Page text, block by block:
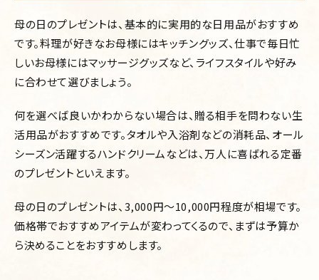
母の日のプレゼントは、基本的に実用的な日用品がおすすめ
です。料理が好きなお母様にはキッチングッズ、仕事で毎日忙
しいお母様にはマッサージグッズなど、ライフスタイルや好み
に合わせて選びましょう。
何を選べば良いかわからない場合は、贈る相手を問わない生
活用品がおすすめです。タオルや入浴剤などの消耗品、オール
シーズン活躍するハンドクリームなどは、万人に喜ばれる定番
のプレゼントといえます。
母の日のプレゼントは、3,000円～10,000円程度が相場です。
価格帯でおすすめアイテムが変わってくるので、まずは予算か
ら決めることをおすすめします。